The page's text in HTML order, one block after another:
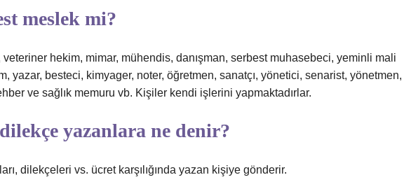
meslek mi?
hekim, mimar, mühendis, danışman, serbest muhasebeci, yeminli mali
yazar, besteci, kimyager, noter, öğretmen, sanatçı, yönetici, senarist, yönetmen,
ve sağlık memuru vb. Kişiler kendi işlerini yapmaktadırlar.
yazanlara ne denir?
dilekçeleri vs. ücret karşılığında yazan kişiye gönderir.